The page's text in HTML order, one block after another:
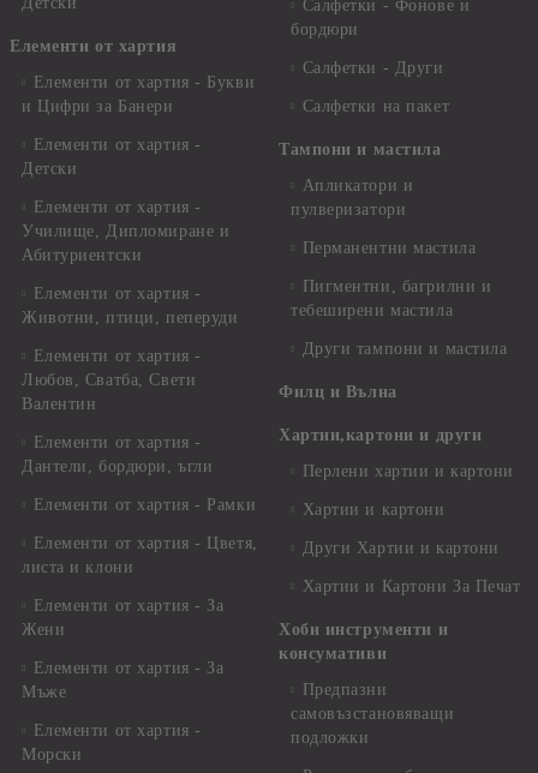
Елементи от хартия
Елементи от хартия - Букви
и Цифри за Банери
Елементи от хартия -
Детски
Елементи от хартия -
Училище, Дипломиране и
Абитуриентски
Елементи от хартия -
Животни, птици, пеперуди
Елементи от хартия -
Любов, Сватба, Свети
Валентин
Елементи от хартия -
Дантели, бордюри, ъгли
Елементи от хартия - Рамки
Елементи от хартия - Цветя,
листа и клони
Елементи от хартия - За
Жени
Елементи от хартия - За
Мъже
Елементи от хартия -
Морски
Салфетки - Фонове и
бордюри
Салфетки - Други
Салфетки на пакет
Тампони и мастила
Апликатори и
пулверизатори
Перманентни мастила
Пигментни, багрилни и
тебеширени мастила
Други тампони и мастила
Филц и Вълна
Хартии,картони и други
Перлени хартии и картони
Хартии и картони
Други Хартии и картони
Хартии и Картони За Печат
Хоби инструменти и
консумативи
Предпазни
самовъзстановяващи
подложки